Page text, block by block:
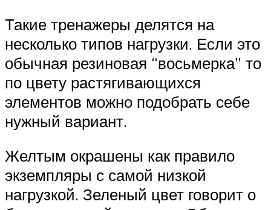
Такие тренажеры делятся на
несколько типов нагрузки. Если это
обычная резиновая “восьмерка” то
по цвету растягивающихся
элементов можно подобрать себе
нужный вариант.
Желтым окрашены как правило
экземпляры с самой низкой
нагрузкой. Зеленый цвет говорит о